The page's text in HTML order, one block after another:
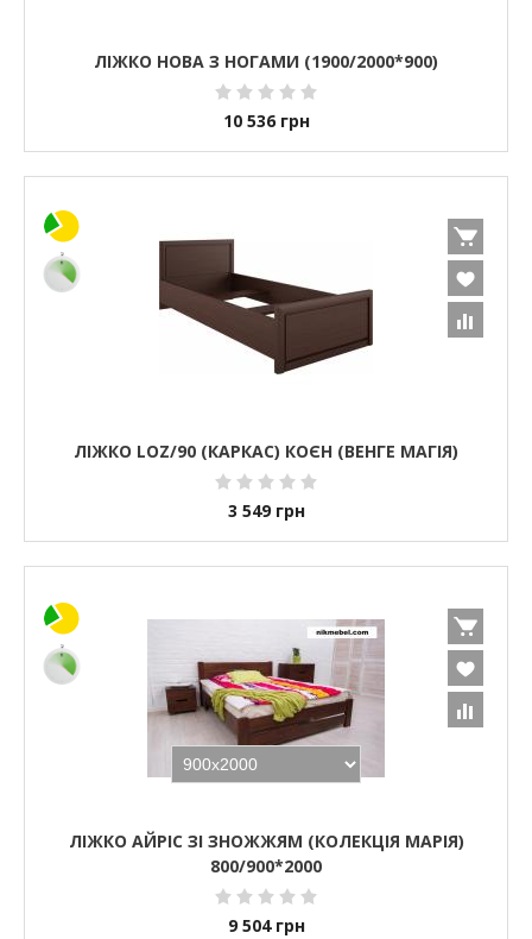
ЛІЖКО НОВА З НОГАМИ (1900/2000*900)
10 536 грн
ЛІЖКО LOZ/90 (КАРКАС) КОЄН (ВЕНГЕ МАГІЯ)
3 549 грн
ЛІЖКО АЙРІС ЗІ ЗНОЖЖЯМ (КОЛЕКЦІЯ МАРІЯ)
800/900*2000
9 504 грн